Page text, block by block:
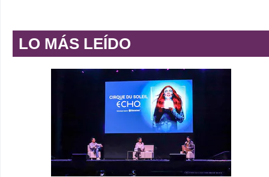
LO MÁS LEÍDO